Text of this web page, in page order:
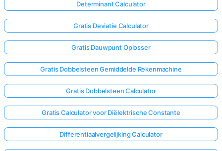
Determinant Calculator
Gratis Deviatie Calculator
Gratis Dauwpunt Oplosser
Gratis Dobbelsteen Gemiddelde Rekenmachine
Gratis Dobbelsteen Calculator
Gratis Calculator voor Diëlektrische Constante
Differentiaalvergelijking Calculator